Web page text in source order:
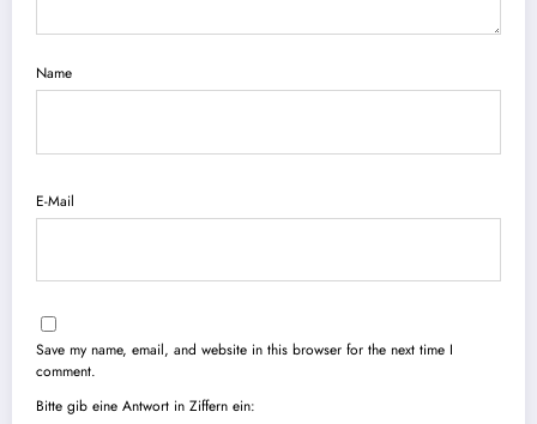
Name
E-Mail
Save my name, email, and website in this browser for the next time I
comment.
Bitte gib eine Antwort in Ziffern ein: